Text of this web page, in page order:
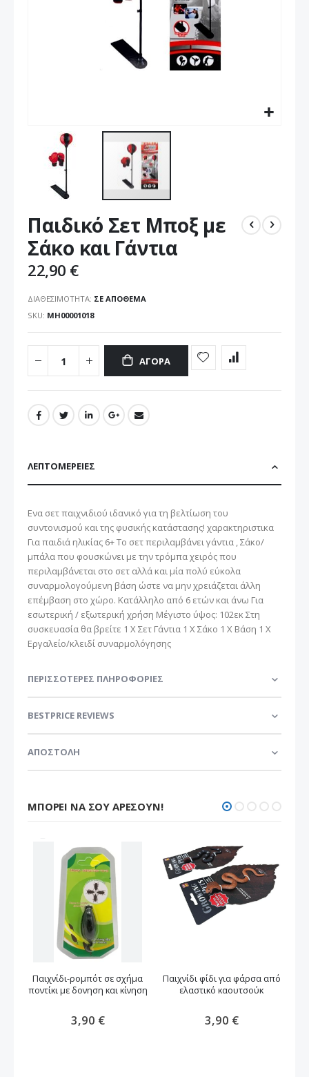
στην
αρχή
της
συλλογής
εικόνων
Παιδικό Σετ Μποξ με
Σάκο και Γάντια
22,90 €
ΔΙΑΘΕΣΙΜΌΤΗΤΑ: ΣΕ ΑΠΌΘΕΜΑ
SKU ΜΗ00001018
ΑΓΟΡΆ
ΛΕΠΤΟΜΈΡΕΙΕΣ
Ενα σετ παιχνιδιού ιδανικό για τη βελτίωση του
συντονισμού και της φυσικής κατάστασης! χαρακτηριστικα
Για παιδιά ηλικίας 6+ Το σετ περιλαμβάνει γάντια , Σάκο/
μπάλα που φουσκώνει με την τρόμπα χειρός που
περιλαμβάνεται στο σετ αλλά και μία πολύ εύκολα
συναρμολογούμενη βάση ώστε να μην χρειάζεται άλλη
επέμβαση στο χώρο. Κατάλληλο από 6 ετών και άνω Για
εσωτερική / εξωτερική χρήση Μέγιστο ύψος: 102εκ Στη
συσκευασία θα βρείτε 1 Χ Σετ Γάντια 1 Χ Σάκο 1 Χ Βάση 1 Χ
Εργαλείο/κλειδί συναρμολόγησης
ΠΕΡΙΣΣΌΤΕΡΕΣ ΠΛΗΡΟΦΟΡΊΕΣ
BESTPRICE REVIEWS
ΑΠΟΣΤΟΛΗ
ΜΠΟΡΕΊ ΝΑ ΣΟΥ ΑΡΈΣΟΥΝ!
Παιχνίδι-ρομπότ σε σχήμα
ποντίκι με δονηση και κίνηση
3,90 €
Παιχνίδι φίδι για φάρσα από
ελαστικό καουτσούκ
3,90 €